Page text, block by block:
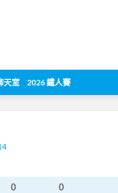
天室 2026 鐵人賽
0 0